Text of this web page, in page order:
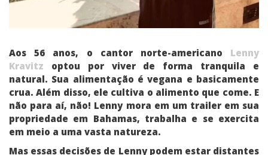
Aos 56 anos, o cantor norte-americano Lenny
Kravitz optou por viver de forma tranquila e
natural. Sua alimentação é vegana e basicamente
crua. Além disso, ele cultiva o alimento que come. E
não para aí, não! Lenny mora em um trailer em sua
propriedade em Bahamas, trabalha e se exercita
em meio a uma vasta natureza.
Mas essas decisões de Lenny podem estar distantes